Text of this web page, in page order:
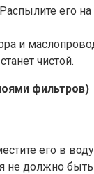
его
и
чистой.
фильтров)
его в
должно